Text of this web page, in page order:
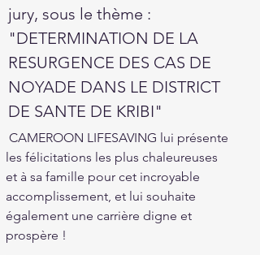
jury, sous le thème :
"DETERMINATION DE LA
RESURGENCE DES CAS DE
NOYADE DANS LE DISTRICT
DE SANTE DE KRIBI"
CAMEROON LIFESAVING lui présente
les félicitations les plus chaleureuses
et à sa famille pour cet incroyable
accomplissement, et lui souhaite
également une carrière digne et
prospère !